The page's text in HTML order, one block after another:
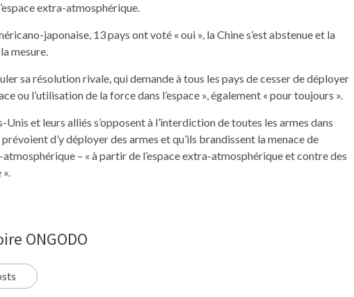
extra-atmosphérique.
japonaise, 13 pays ont voté « oui », la Chine s’est abstenue et la
mesure.
sa résolution rivale, qui demande à tous les pays de cesser de déployer
ou l’utilisation de la force dans l’espace », également « pour toujours ».
et leurs alliés s’opposent à l’interdiction de toutes les armes dans
d’y déployer des armes et qu’ils brandissent la menace de
– « à partir de l’espace extra-atmosphérique et contre des
ONGODO